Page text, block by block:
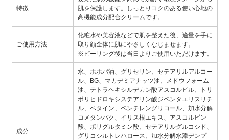
特徴
肌を保護します。しっとりコクのある使い心地の
高機能成分配合クリームです。
ご使用方法
化粧水や美容液などで肌を整えた後、適量を手に
取り顔全体に肌にやさしくなじませます。
※ピーリング後は当日よりご使用いただけます。
成分
水、ホホバ油、グリセリン、セテアリルアルコー
ル、BG、マカデミアナッツ油、メドウフォーム
油、テトラヘキシルデカン酸アスコルビル、トリ
ポリヒドロキシステアリン酸ジペンタエリスリチ
ル、ベタイン、ペンチレングリコール、加水分解
コメタンパク、イリス根エキス、アスコルビン
酸、ポリグルタミン酸、セテアリルグルコシド、
グリコシルトレハロース、加水分解水添デンプ